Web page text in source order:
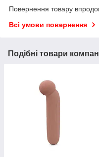
Повернення товару
Всі умови повернення
Подібні товари